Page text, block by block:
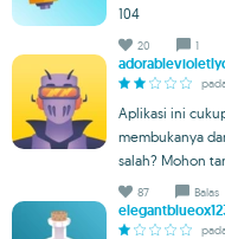
104
20 1
Aplikasi ini
membukanya
salah? Mohon
87 Balas